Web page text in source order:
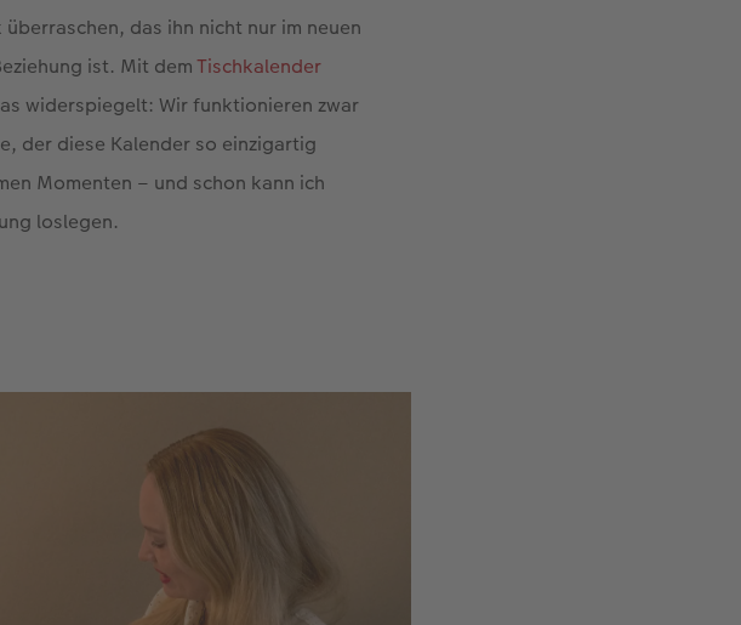
das ihn nicht nur im neuen
ist. Mit demTischkalender
widerspiegelt: Wir funktionieren zwar
der diese Kalender so einzigartig
Momenten – und schon kann ich
loslegen.